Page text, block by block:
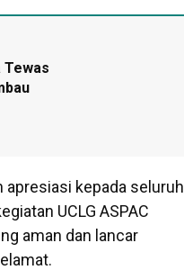
Tewas
apresiasi kepada seluruh
UCLG ASPAC
aman dan lancar